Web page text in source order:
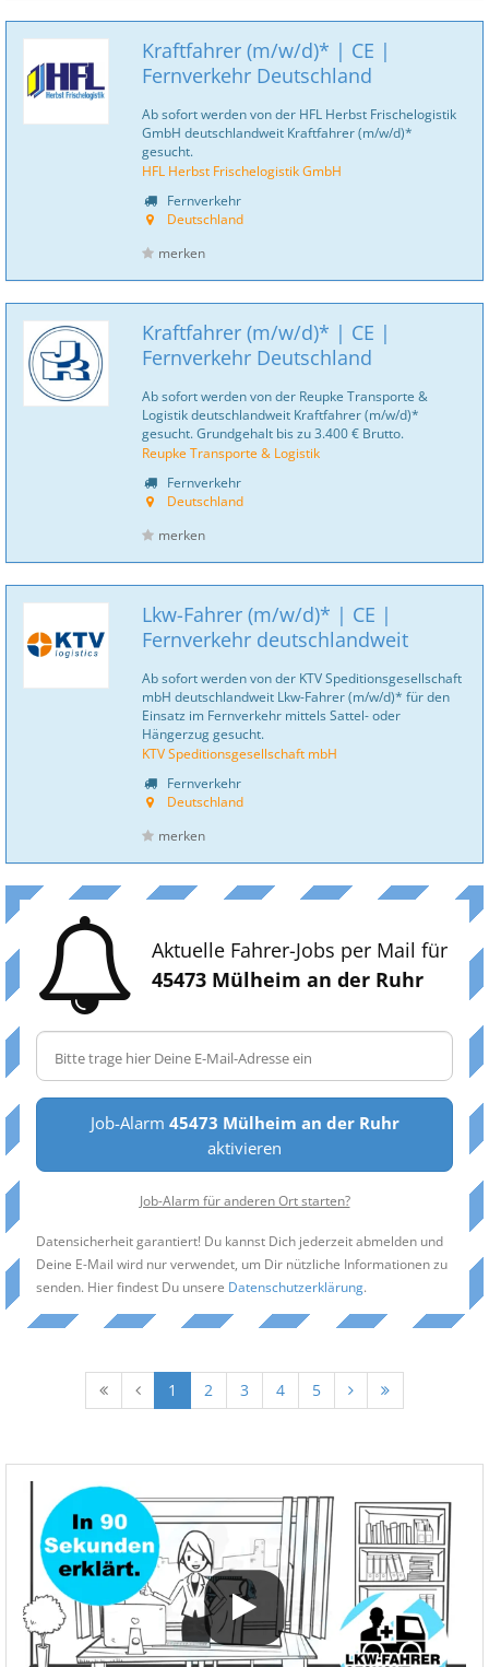
Kraftfahrer (m/w/d)* | CE |
Fernverkehr Deutschland
Ab sofort werden von der HFL Herbst Frischelogistik
GmbH deutschlandweit Kraftfahrer (m/w/d)*
gesucht.
HFL Herbst Frischelogistik GmbH
Fernverkehr
Deutschland
merken
Kraftfahrer (m/w/d)* | CE |
Fernverkehr Deutschland
Ab sofort werden von der Reupke Transporte &
Logistik deutschlandweit Kraftfahrer (m/w/d)*
gesucht. Grundgehalt bis zu 3.400 € Brutto.
Reupke Transporte & Logistik
Fernverkehr
Deutschland
merken
Lkw-Fahrer (m/w/d)* | CE |
Fernverkehr deutschlandweit
Ab sofort werden von der KTV Speditionsgesellschaft
mbH deutschlandweit Lkw-Fahrer (m/w/d)* für den
Einsatz im Fernverkehr mittels Sattel- oder
Hängerzug gesucht.
KTV Speditionsgesellschaft mbH
Fernverkehr
Deutschland
merken
Aktuelle Fahrer-Jobs per Mail für
45473 Mülheim an der Ruhr
Job-Alarm 45473 Mülheim an der Ruhr
aktivieren
Job-Alarm für anderen Ort starten?
Datensicherheit garantiert! Du kannst Dich jederzeit abmelden und
Deine E-Mail wird nur verwendet, um Dir nützliche Informationen zu
senden. Hier findest Du unsere Datenschutzerklärung.
1 2 3 4 5